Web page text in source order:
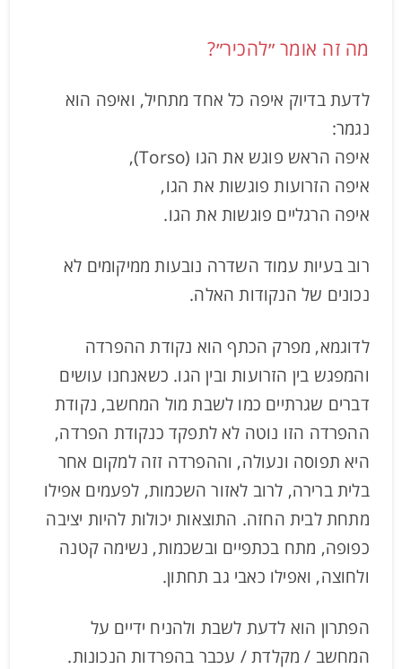
מה זה אומר ״להכיר״?
לדעת בדיוק איפה כל אחד מתחיל, ואיפה הוא
נגמר:
איפה הראש פוגש את הגו (Torso),
איפה הזרועות פוגשות את הגו,
איפה הרגליים פוגשות את הגו.
רוב בעיות עמוד השדרה נובעות ממיקומים לא
נכונים של הנקודות האלה.
לדוגמא, מפרק הכתף הוא נקודת ההפרדה
והמפגש בין הזרועות ובין הגו. כשאנחנו עושים
דברים שגרתיים כמו לשבת מול המחשב, נקודת
ההפרדה הזו נוטה לא לתפקד כנקודת הפרדה,
היא תפוסה ונעולה, וההפרדה זזה למקום אחר
בלית ברירה, לרוב לאזור השכמות, לפעמים אפילו
מתחת לבית החזה. התוצאות יכולות להיות יציבה
כפופה, מתח בכתפיים ובשכמות, נשימה קטנה
ולחוצה, ואפילו כאבי גב תחתון.
הפתרון הוא לדעת לשבת ולהניח ידיים על
המחשב / מקלדת / עכבר בהפרדות הנכונות.